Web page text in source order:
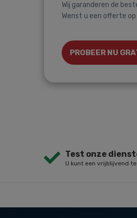
Wij garanderen de
Wenst u een offerte
PROBEER NU
Test onze
U kunt een vrijblijvend